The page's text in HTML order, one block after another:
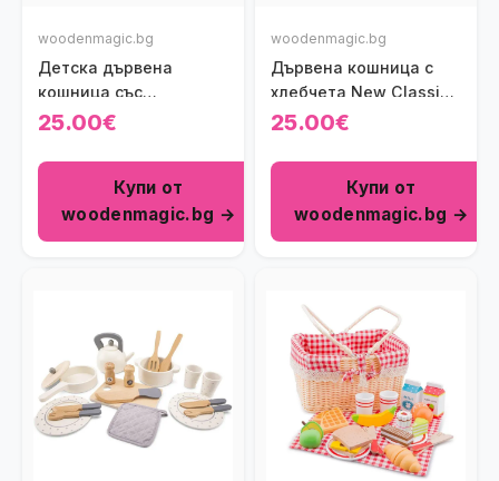
woodenmagic.bg
Детска дървена
кошница със
зеленчуци за рязане
25.00€
Купи от
woodenmagic.bg →
woodenmagic.bg
Дървена кошница с
хлебчета New Classic
Toys
25.00€
Купи от
woodenmagic.bg →